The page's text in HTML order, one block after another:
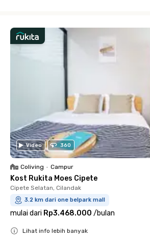
Video 360
Coliving • Campur
Kost Rukita Moes Cipete
Cipete Selatan, Cilandak
3.2 km dari one belpark mall
mulai dari Rp3.468.000 /bulan
Lihat info lebih banyak